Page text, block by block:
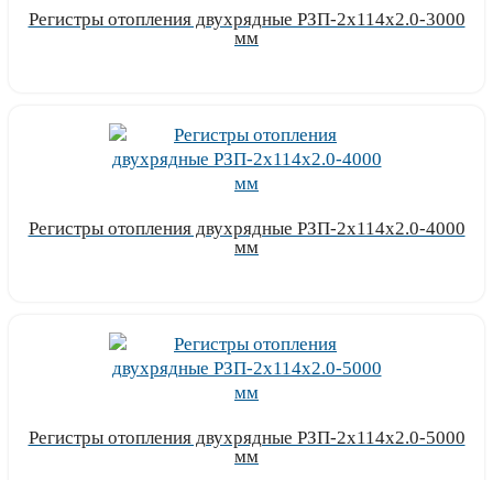
Регистры отопления двухрядные РЗП-2x114x2.0-3000
мм
Регистры отопления двухрядные РЗП-2x114x2.0-4000
мм
Регистры отопления двухрядные РЗП-2x114x2.0-5000
мм